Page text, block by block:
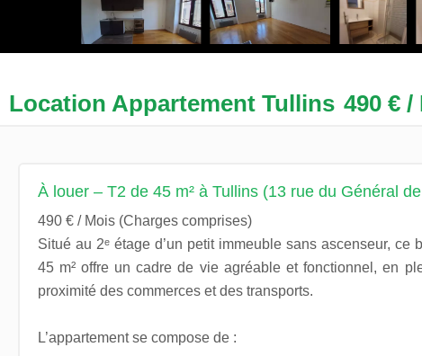
Location Appartement Tullins 490 €
À louer – T2 de 45 m² à Tullins (13 rue du Général
490 € / Mois (Charges comprises)
Situé au 2ᵉ étage d’un petit immeuble sans ascenseur, ce
45 m² offre un cadre de vie agréable et fonctionnel, en
proximité des commerces et des transports.
L’appartement se compose de :